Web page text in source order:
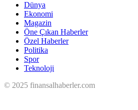
Dünya
Ekonomi
Magazin
Öne Çıkan Haberler
Özel Haberler
Politika
Spor
Teknoloji
© 2025 finansalhaberler.com